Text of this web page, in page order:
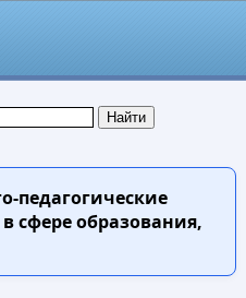
педагогические
сфере образования,